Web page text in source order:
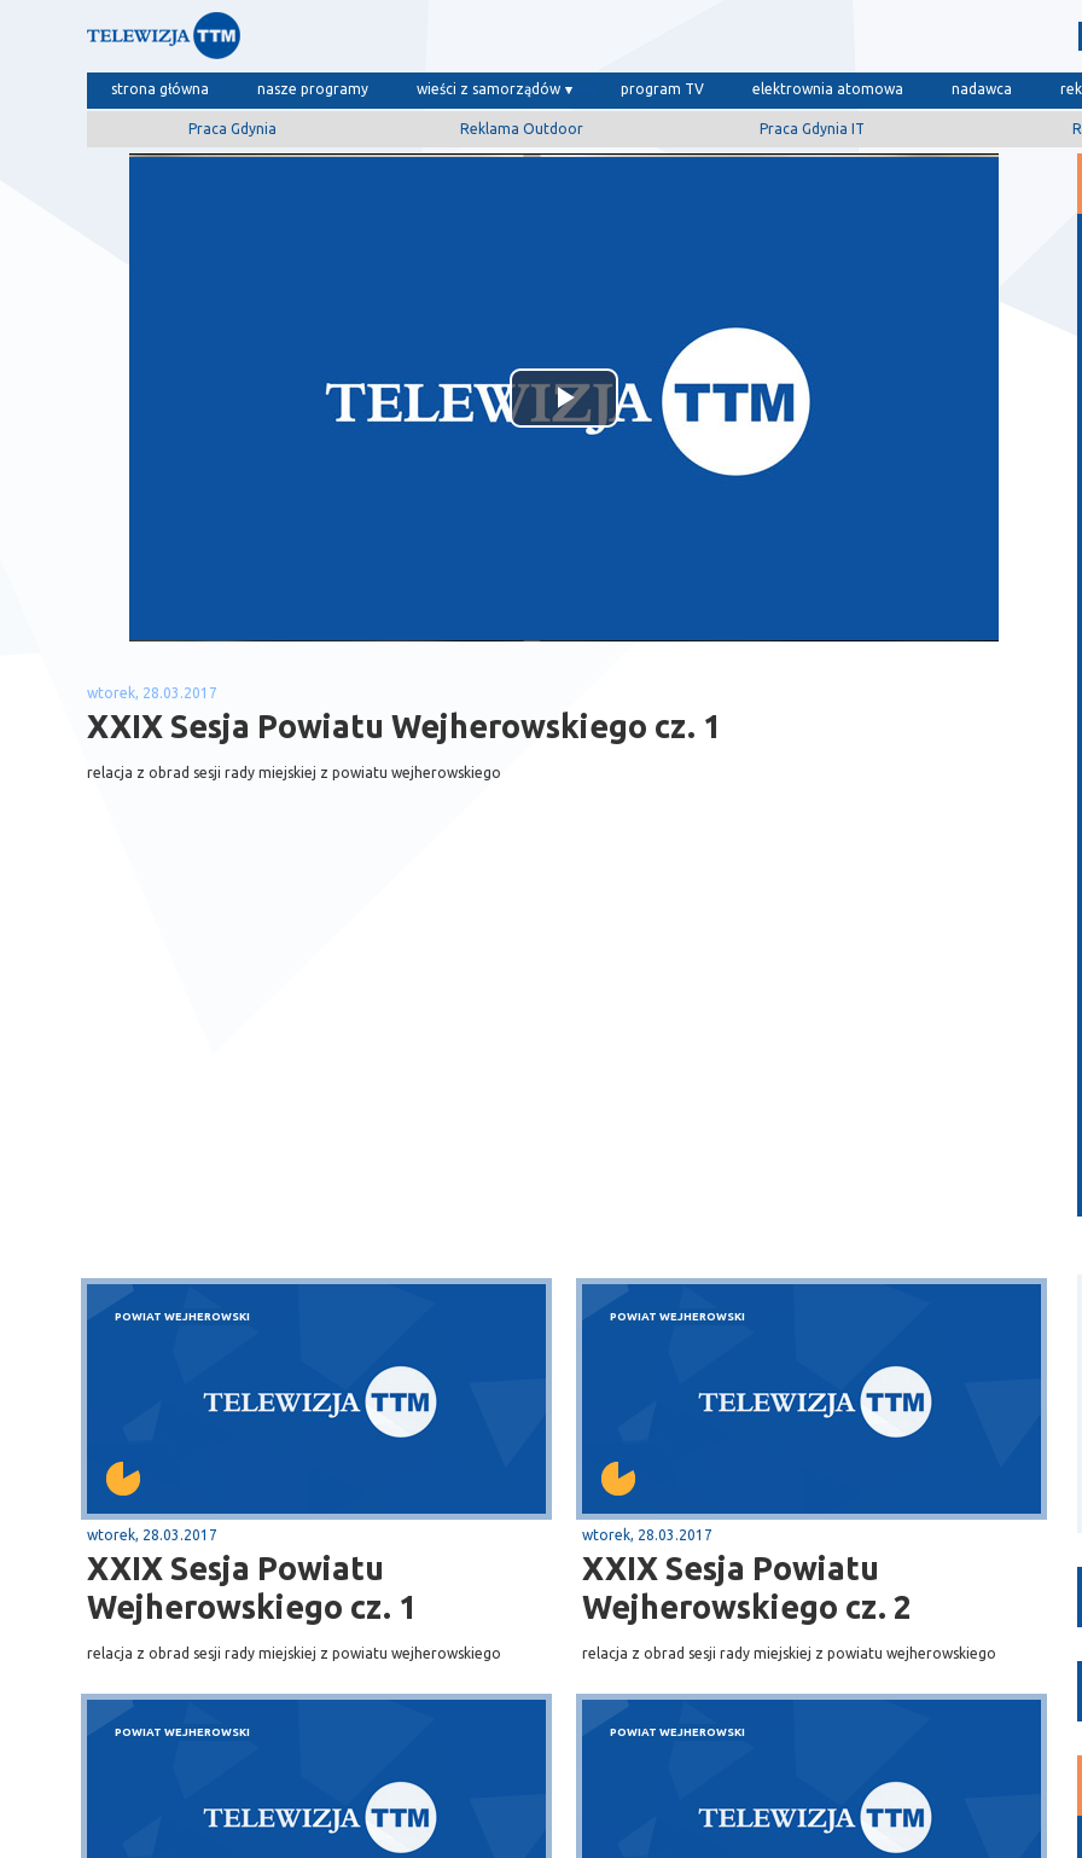
strona główna nasze programy wieści z samorządów program TV elektrownia atomowa nadawca
Praca Gdynia Reklama Outdoor Praca Gdynia IT
Odtwórz
wtorek, 28.03.2017
XXIX Sesja Powiatu Wejherowskiego cz. 1
relacja z obrad sesji rady miejskiej z powiatu wejherowskiego
POWIAT WEJHEROWSKI
wtorek, 28.03.2017
XXIX Sesja Powiatu
Wejherowskiego cz. 1
relacja z obrad sesji rady miejskiej z powiatu wejherowskiego
POWIAT WEJHEROWSKI
wtorek, 28.03.2017
XXIX Sesja Powiatu
Wejherowskiego cz. 2
relacja z obrad sesji rady miejskiej z powiatu wejherowskiego
POWIAT WEJHEROWSKI POWIAT WEJHEROWSKI